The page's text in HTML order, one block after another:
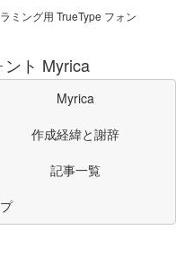
ミング用 TrueType フォン
ト Myrica
Myrica
作成経緯と謝辞
記事一覧